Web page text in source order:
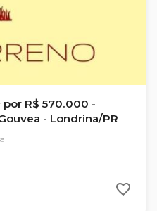
R$ 570.000 -
- Londrina/PR